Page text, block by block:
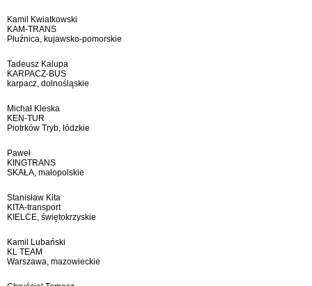
Kamil Kwiatkowski
KAM-TRANS
Płuźnica, kujawsko-pomorskie
Tadeusz Kalupa
KARPACZ-BUS
karpacz, dolnośląskie
Michał Kleska
KEN-TUR
Piotrków Tryb, łódzkie
Paweł
KINGTRANS
SKAŁA, małopolskie
Stanisław Kita
KITA-transport
KIELCE, świętokrzyskie
Kamil Lubański
KL TEAM
Warszawa, mazowieckie